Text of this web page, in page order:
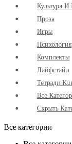
Культура И
Проза
Игры
Психология
Комплекты
Лайфстайл
Тетради
Все
Скрыть
Все категории